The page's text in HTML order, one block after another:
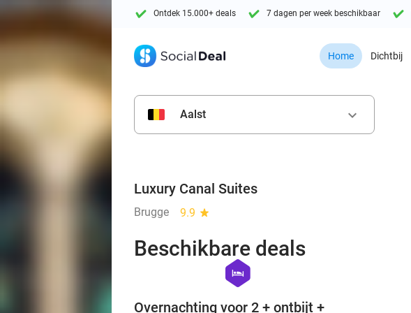
Ontdek 15.000+ deals 7 dagen per week beschikbaar
Home Dichtbij
Aalst keyboard_arrow_down
Luxury Canal Suites
Brugge 9.9 star
Beschikbare deals
hexagon
hotel
Overnachting voor 2 + ontbijt +